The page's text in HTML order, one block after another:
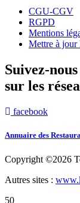
CGU-CGV
RGPD
Mentions
Mettre à jour
Suivez-nous
sur les
facebook
Annuaire des
Copyright ©2026
Autres sites :
50